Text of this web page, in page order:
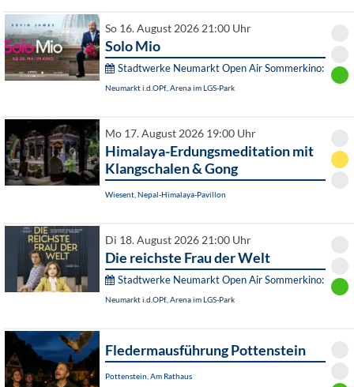
So 16. August 2026 21:00 Uhr
Solo Mio
Stadtwerke Neumarkt Open Air Sommerkino:
Neumarkt i.d.OPf., Arena im LGS-Park
Mo 17. August 2026 19:00 Uhr
Himalaya-Erdungsmeditation mit
Klangschalen & Gong
Wiesent, Nepal-Himalaya-Pavillon
Di 18. August 2026 21:00 Uhr
Die reichste Frau der Welt
Stadtwerke Neumarkt Open Air Sommerkino:
Neumarkt i.d.OPf., Arena im LGS-Park
Fledermausführung Pottenstein
Pottenstein, Am Rathaus